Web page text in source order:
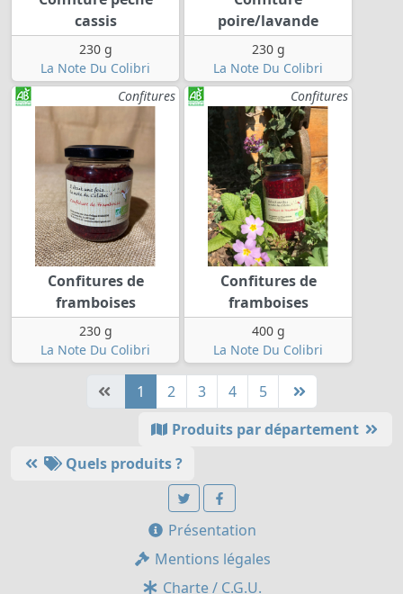
cassis
230 g
La Note Du Colibri
poire/lavande
230 g
La Note Du Colibri
Confitures
Confitures de
framboises
230 g
La Note Du Colibri
Confitures
Confitures de
framboises
400 g
La Note Du Colibri
1 2 3 4
5
Produits par département
Quels produits ?
Présentation
Mentions légales
Charte / C.G.U.